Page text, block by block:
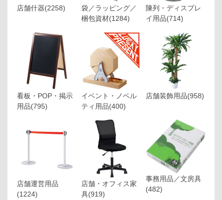
店舗什器(2258)
袋／ラッピング／
梱包資材(1284)
陳列・ディスプレ
イ用品(714)
看板・POP・掲示
用品(795)
イベント・ノベル
ティ用品(400)
店舗装飾用品(958)
店舗運営用品
(1224)
店舗・オフィス家
具(919)
事務用品／文房具
(482)